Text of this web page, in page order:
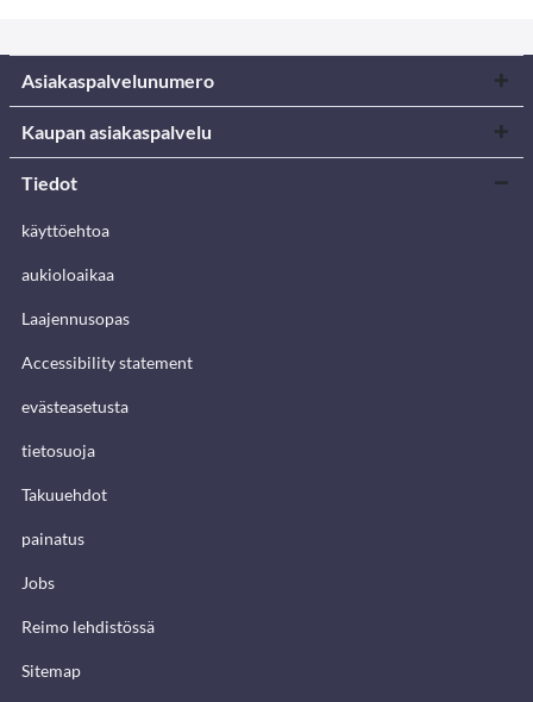
Asiakaspalvelunumero
Kaupan asiakaspalvelu
Tiedot
käyttöehtoa
aukioloaikaa
Laajennusopas
Accessibility statement
evästeasetusta
tietosuoja
Takuuehdot
painatus
Jobs
Reimo lehdistössä
Sitemap